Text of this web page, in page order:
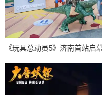
《玩具总动员5》济南首站启